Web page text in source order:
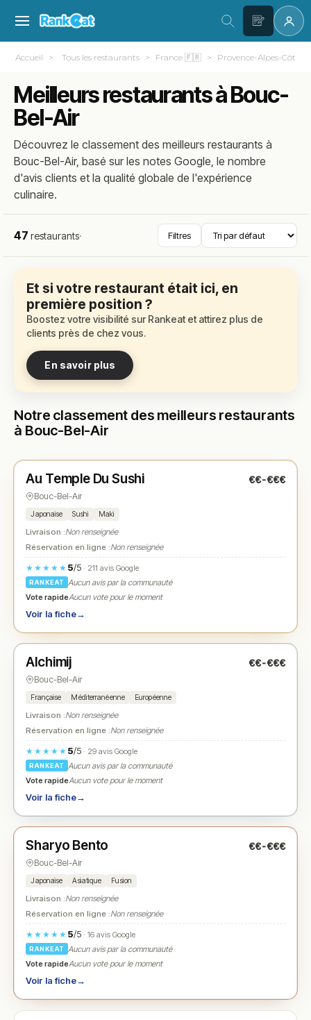
Accueil Tous les restaurants France 🇫🇷 Provence-Alpes-Côte
Meilleurs restaurants à Bouc-
Bel-Air
Découvrez le classement des meilleurs restaurants à
Bouc-Bel-Air, basé sur les notes Google, le nombre
d'avis clients et la qualité globale de l'expérience
culinaire.
47 restaurants· Filtres
Et si votre restaurant était ici, en
première position ?
Boostez votre visibilité sur Rankeat et attirez plus de
clients près de chez vous.
En savoir plus
Notre classement des meilleurs restaurants
à Bouc-Bel-Air
★ N° 1
Au Temple Du Sushi €€-€€€
Bouc-Bel-Air
Japonaise Sushi Maki
Livraison :Non renseignée
Réservation en ligne :Non renseignée
★★★★★ 5/5· 211 avis Google
RANKEAT
Aucun avis par la communauté
Vote rapideAucun vote pour le moment
Voir la fiche→
★ N° 2
Alchimij €€-€€€
Bouc-Bel-Air
Française Méditerranéenne Européenne
Livraison :Non renseignée
Réservation en ligne :Non renseignée
★★★★★ 5/5· 29 avis Google
RANKEAT
Aucun avis par la communauté
Vote rapideAucun vote pour le moment
Voir la fiche→
★ N° 3
Sharyo Bento €€-€€€
Bouc-Bel-Air
Japonaise Asiatique Fusion
Livraison :Non renseignée
Réservation en ligne :Non renseignée
★★★★★ 5/5· 16 avis Google
RANKEAT
Aucun avis par la communauté
Vote rapideAucun vote pour le moment
Voir la fiche→